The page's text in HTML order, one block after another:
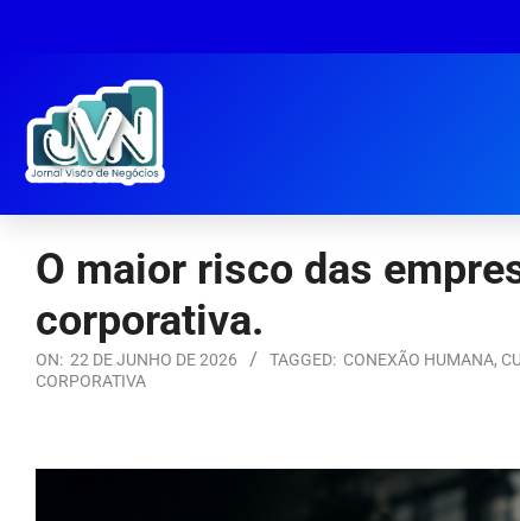
O maior risco das
corporativa.
ON: 22 DE JUNHO DE 2026 TAGGED: CONEXÃO HUMANA,
CORPORATIVA